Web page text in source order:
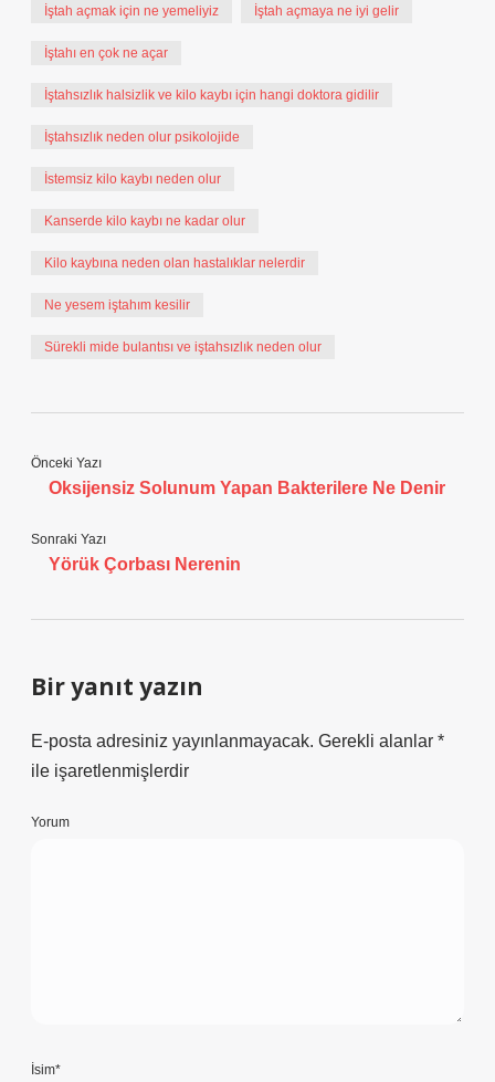
İştah açmak için ne yemeliyiz İştah açmaya ne iyi gelir
İştahı en çok ne açar
İştahsızlık halsizlik ve kilo kaybı için hangi doktora gidilir
İştahsızlık neden olur psikolojide
İstemsiz kilo kaybı neden olur
Kanserde kilo kaybı ne kadar olur
Kilo kaybına neden olan hastalıklar nelerdir
Ne yesem iştahım kesilir
Sürekli mide bulantısı ve iştahsızlık neden olur
Önceki Yazı
Oksijensiz Solunum Yapan Bakterilere Ne Denir
Sonraki Yazı
Yörük Çorbası Nerenin
Bir yanıt yazın
E-posta adresiniz yayınlanmayacak. Gerekli alanlar *
ile işaretlenmişlerdir
Yorum
İsim*